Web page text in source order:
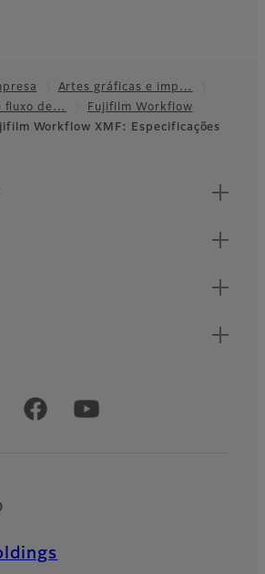
Artes gráficas e imp…
fluxo de…
Fujifilm Workflow
Workflow XMF: Especificações
Media Accounts